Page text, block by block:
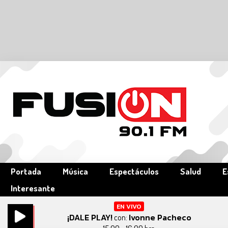
Portada Música Espectáculos Salud
Interesante
EN VIVO
¡DALE PLAY!con: Ivonne Pacheco